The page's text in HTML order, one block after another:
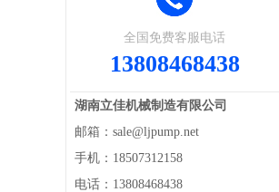
全国免费客服电话
13808468438
湖南立佳机械制造有限公司
邮箱：sale@ljpump.net
手机：18507312158
电话：13808468438